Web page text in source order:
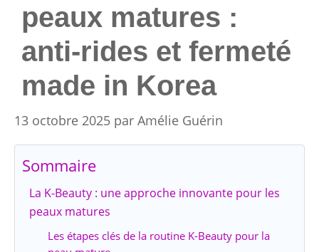
peaux matures :
anti-rides et fermeté
made in Korea
13 octobre 2025 par Amélie Guérin
Sommaire
La K-Beauty : une approche innovante pour les
peaux matures
Les étapes clés de la routine K-Beauty pour la